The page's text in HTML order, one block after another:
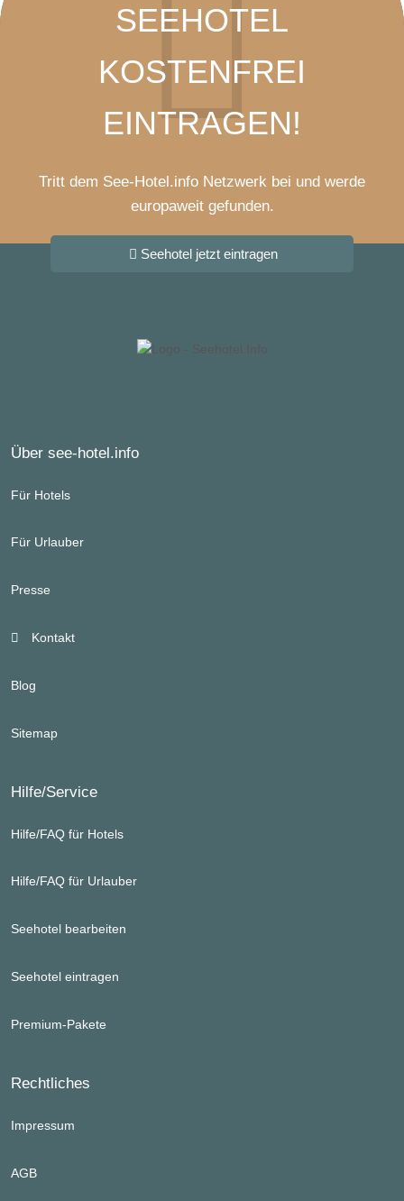
SEEHOTEL
KOSTENFREI
EINTRAGEN!
Tritt dem See-Hotel.info Netzwerk bei und werde
europaweit gefunden.
Seehotel jetzt eintragen
Über see-hotel.info
Für Hotels
Für Urlauber
Presse
Kontakt
Blog
Sitemap
Hilfe/Service
Hilfe/FAQ für Hotels
Hilfe/FAQ für Urlauber
Seehotel bearbeiten
Seehotel eintragen
Premium-Pakete
Rechtliches
Impressum
AGB